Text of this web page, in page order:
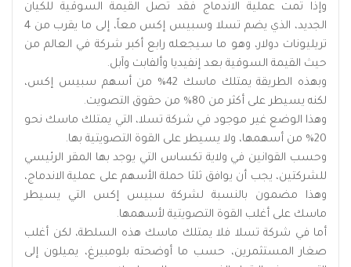
وإذا تمت عملية الاندماج فقد تصل القيمة السوقية للكيان
الجديد، الذي يضم تسلا وسبيس إكس معاً، إلى ما يقرب من 4
تريليونات دولار، وهو ما سيجعله رابع أكبر شركة في العالم من
حيث القيمة السوقية بعد إنفيديا وألفابت وآبل.
وبهذه الطريقة يمتلك ماسك 42% من أسهم سبيس إكس،
لكنه يسيطر على أكثر من 80% من حقوق التصويت.
وهذا الوضع غير موجود في شركة تسلا، التي يمتلك ماسك نحو
20% من أسهمها، ولا يسيطر على القوة التصويتية بها.
وحسب القوانين في ولاية تكساس التي يوجد بها المقر الرئيسي
للشركتين، يجب أن يوافق ثلثا حملة الأسهم على عملية الاندماج،
وهذا مضمون بالنسبة لشركة سبيس إكس التي يسيطر
ماسك على أغلب القوة التصويتية لأسهمها.
أما في شركة تسلا فلا يمتلك ماسك هذه السلطة، لكن أغلب
صغار المستثمرين، حسب ما أوضحته بلومبيرغ، يميلون إلى